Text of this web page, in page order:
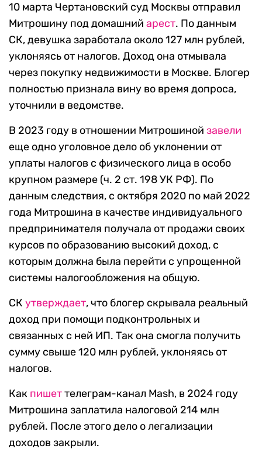
10 марта Чертановский суд Москвы отправил
Митрошину под домашний арест. По данным
СК, девушка заработала около 127 млн рублей,
уклоняясь от налогов. Доход она отмывала
через покупку недвижимости в Москве. Блогер
полностью признала вину во время допроса,
уточнили в ведомстве.
В 2023 году в отношении Митрошиной завели
еще одно уголовное дело об уклонении от
уплаты налогов с физического лица в особо
крупном размере (ч. 2 ст. 198 УК РФ). По
данным следствия, с октября 2020 по май 2022
года Митрошина в качестве индивидуального
предпринимателя получала от продажи своих
курсов по образованию высокий доход, с
которым должна была перейти с упрощенной
системы налогообложения на общую.
СК утверждает, что блогер скрывала реальный
доход при помощи подконтрольных и
связанных с ней ИП. Так она смогла получить
сумму свыше 120 млн рублей, уклоняясь от
налогов.
Как пишеттелеграм-канал Mash, в 2024 году
Митрошина заплатила налоговой 214 млн
рублей. После этого дело о легализации
доходов закрыли.